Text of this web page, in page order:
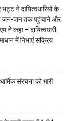
ने दायित्वधारियों के
जन-जन तक पहुंचाने और
ने कहा – दायित्वधारी
में निभाएं सक्रिय
संरचना को भारी